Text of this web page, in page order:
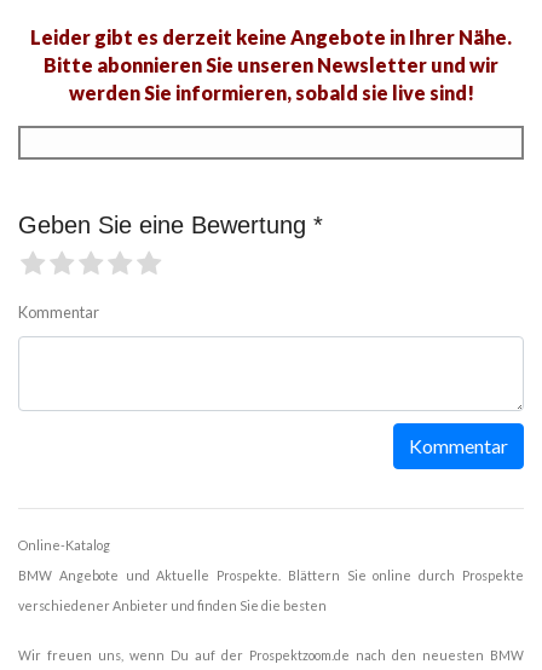
Leider gibt es derzeit keine Angebote in Ihrer Nähe.
Bitte abonnieren Sie unseren Newsletter und wir
werden Sie informieren, sobald sie live sind!
Geben Sie eine Bewertung *
Kommentar
Kommentar
Online-Katalog
BMW Angebote und Aktuelle Prospekte. Blättern Sie online durch Prospekte
verschiedener Anbieter und finden Sie die besten
Wir freuen uns, wenn Du auf der Prospektzoom.de nach den neuesten BMW